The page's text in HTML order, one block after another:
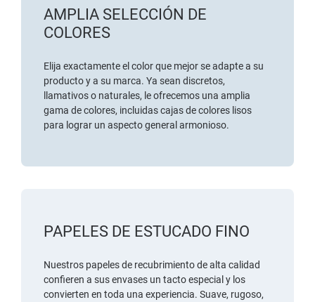
AMPLIA SELECCIÓN DE
COLORES
Elija exactamente el color que mejor se adapte a su
producto y a su marca. Ya sean discretos,
llamativos o naturales, le ofrecemos una amplia
gama de colores, incluidas cajas de colores lisos
para lograr un aspecto general armonioso.
PAPELES DE ESTUCADO FINO
Nuestros papeles de recubrimiento de alta calidad
confieren a sus envases un tacto especial y los
convierten en toda una experiencia. Suave, rugoso,